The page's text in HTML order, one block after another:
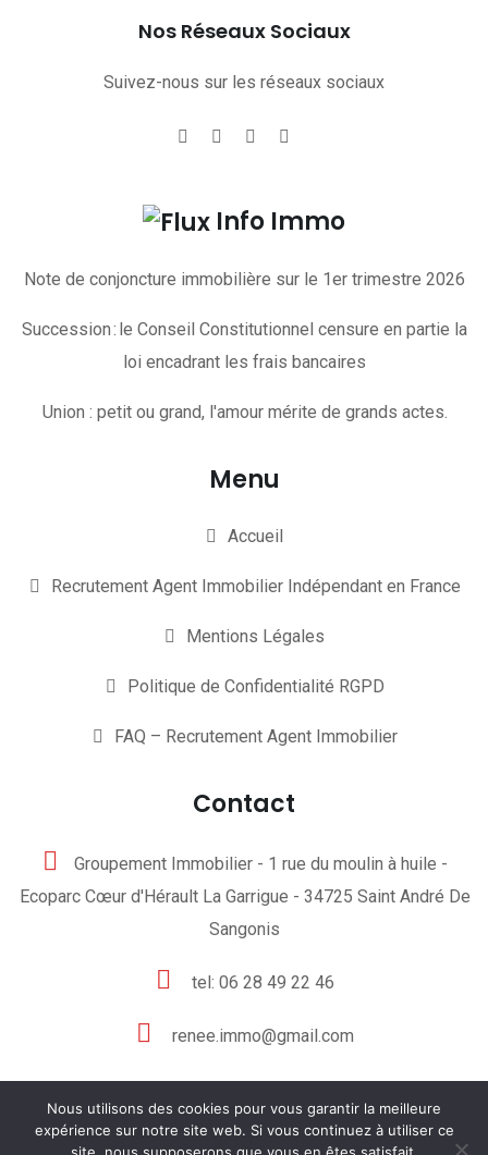
Nos Réseaux Sociaux
Suivez-nous sur les réseaux sociaux
Info Immo
Note de conjoncture immobilière sur le 1er trimestre 2026
Succession : le Conseil Constitutionnel censure en partie la
loi encadrant les frais bancaires
Union : petit ou grand, l'amour mérite de grands actes.
Menu
Accueil
Recrutement Agent Immobilier Indépendant en France
Mentions Légales
Politique de Confidentialité RGPD
FAQ – Recrutement Agent Immobilier
Contact
Groupement Immobilier - 1 rue du moulin à huile -
Ecoparc Cœur d'Hérault La Garrigue - 34725 Saint André De
Sangonis
tel: 06 28 49 22 46
renee.immo@gmail.com
Nous utilisons des cookies pour vous garantir la meilleure
expérience sur notre site web. Si vous continuez à utiliser ce